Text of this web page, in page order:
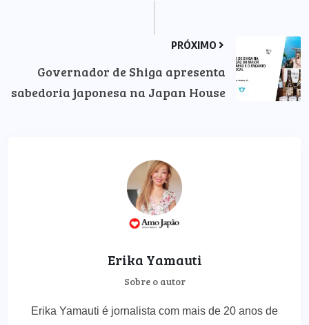
PRÓXIMO
Governador de Shiga apresenta
sabedoria japonesa na Japan House
Erika Yamauti
Sobre o autor
Erika Yamauti é jornalista com mais de 20 anos de